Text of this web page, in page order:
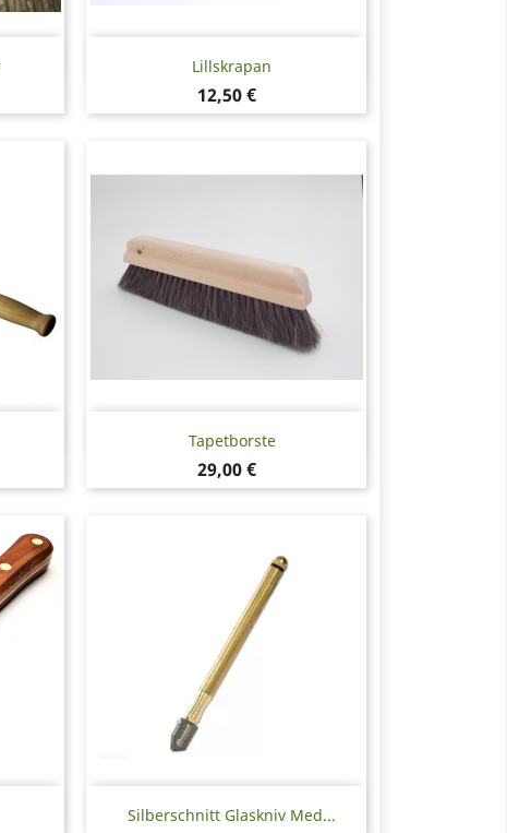
Lillskrapan
Pris
12,50 €
Snabbvy
Tapetborste
Pris
29,00 €
Snabbvy
Silberschnitt Glaskniv Med...
Snabbvy